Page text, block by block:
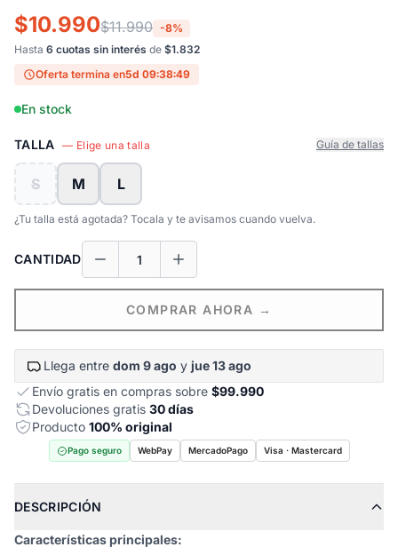
$10.990$11.990 -8%
Hasta 6 cuotas sin interés de $1.832
Oferta termina en5d 09:38:48
En stock
TALLA — Elige una talla Guía de tallas
S M L
¿Tu talla está agotada? Tocala y te avisamos cuando vuelva.
CANTIDAD
COMPRAR AHORA →
Llega entre dom 9 ago y jue 13 ago
Envío gratis en compras sobre $99.990
Devoluciones gratis 30 días
Producto 100% original
Pago seguro WebPay MercadoPago Visa · Mastercard
DESCRIPCIÓN
Características principales: